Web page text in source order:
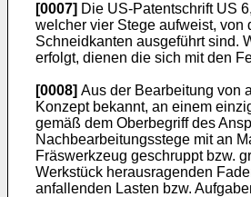
[0007] Die US-Patentschrift US
welcher vier Stege aufweist, von
Schneidkanten ausgeführt sind.
erfolgt, dienen die sich mit den
[0008] Aus der Bearbeitung von
Konzept bekannt, an einem
gemäß dem Oberbegriff des
Nachbearbeitungsstege mit an
Fräswerkzeug geschruppt bzw.
Werkstück herausragenden
anfallenden Lasten bzw.